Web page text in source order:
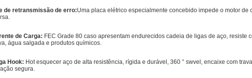
de retransmissão de erro:Uma placa elétrico especialmente concebido impede o motor de
de Carga: FEC Grade 80 caso apresentam endurecidos cadeia de ligas de aço, resiste
água salgada e produtos químicos.
Hook: Hot esquecer aço de alta resistência, rígida e durável, 360 ° swvel, encaixe com
segura.